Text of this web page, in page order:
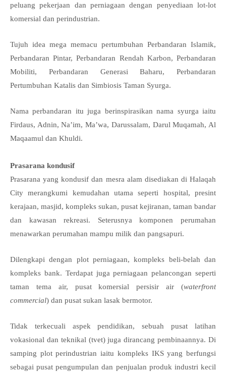
peluang pekerjaan dan perniagaan dengan penyediaan lot-lot
komersial dan perindustrian.
Tujuh idea mega memacu pertumbuhan Perbandaran Islamik,
Perbandaran Pintar, Perbandaran Rendah Karbon, Perbandaran
Mobiliti, Perbandaran Generasi Baharu, Perbandaran
Pertumbuhan Katalis dan Simbiosis Taman Syurga.
Nama perbandaran itu juga berinspirasikan nama syurga iaitu
Firdaus, Adnin, Na’im, Ma’wa, Darussalam, Darul Muqamah, Al
Maqaamul dan Khuldi.
Prasarana kondusif
Prasarana yang kondusif dan mesra alam disediakan di Halaqah
City merangkumi kemudahan utama seperti hospital, presint
kerajaan, masjid, kompleks sukan, pusat kejiranan, taman bandar
dan kawasan rekreasi. Seterusnya komponen perumahan
menawarkan perumahan mampu milik dan pangsapuri.
Dilengkapi dengan plot perniagaan, kompleks beli-belah dan
kompleks bank. Terdapat juga perniagaan pelancongan seperti
taman tema air, pusat komersial persisir air (waterfront
commercial) dan pusat sukan lasak bermotor.
Tidak terkecuali aspek pendidikan, sebuah pusat latihan
vokasional dan teknikal (tvet) juga dirancang pembinaannya. Di
samping plot perindustrian iaitu kompleks IKS yang berfungsi
sebagai pusat pengumpulan dan penjualan produk industri kecil